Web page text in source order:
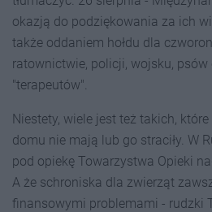
okazją do podziękowania za ich
także oddaniem hołdu dla
ratownictwie, policji, wojsku, psów
"terapeutów".
Niestety, wiele jest też takich,
domu nie mają lub go straciły. W
pod opiekę Towarzystwa Opieki
A że schroniska dla zwierząt
finansowymi problemami - rudzki